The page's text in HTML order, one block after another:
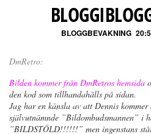
BLOGGBEVAKNING
DmRetro:
Bilden kommer från DmRetros hemsida
den kod som tillhandahålls på sidan.
Jag har en känsla av att Dennis kommer
självutnämnde ”Bildombudsmannen” i
”BILDSTÖLD!!!!!!” men ingenstans